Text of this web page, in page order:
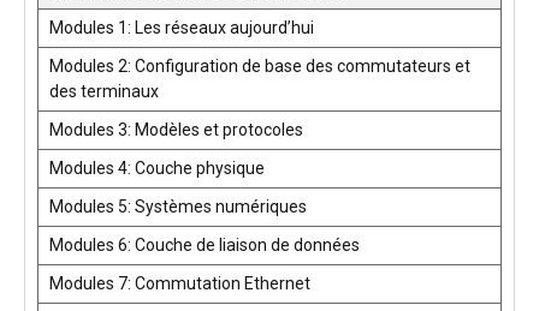
Modules 1: Les réseaux aujourd’hui
Modules 2: Configuration de base des commutateurs et
des terminaux
Modules 3: Modèles et protocoles
Modules 4: Couche physique
Modules 5: Systèmes numériques
Modules 6: Couche de liaison de données
Modules 7: Commutation Ethernet